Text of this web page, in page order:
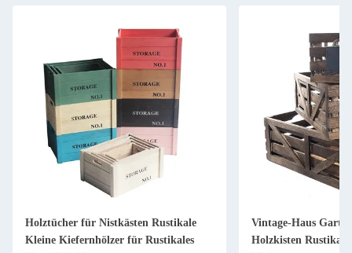
Holztücher für Nistkästen Rustikale
Kleine Kiefernhölzer für Rustikales
Vintage-Haus
Holzkisten Rustikal